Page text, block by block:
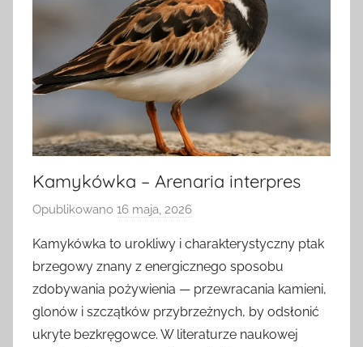
Kamykówka – Arenaria interpres
Opublikowano 16 maja, 2026
z
e
z
Kamykówka to urokliwy i charakterystyczny ptak
brzegowy znany z energicznego sposobu
zdobywania pożywienia — przewracania kamieni,
glonów i szczątków przybrzeżnych, by odsłonić
ukryte bezkręgowce. W literaturze naukowej